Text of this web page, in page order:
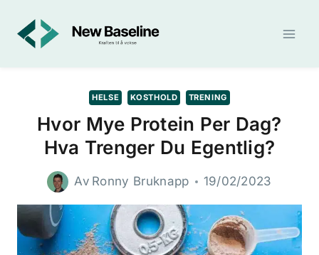
content
HELSE KOSTHOLD TRENING
Hvor Mye Protein Per Dag?
Hva Trenger Du Egentlig?
Av Ronny Bruknapp 19/02/2023